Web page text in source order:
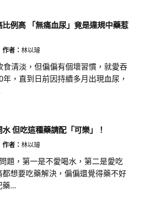
例高 「無痛血尿」竟是違規中藥惹
作者： 林以璿
食清淡，但偏偏有個壞習慣，就愛吞
，直到日前因持續多月出現血尿，
但吃這種藥請配「可樂」！
作者： 林以璿
題，第一是不愛喝水，第二是愛吃
想要吃藥解決，偏偏還覺得藥不好
藥...